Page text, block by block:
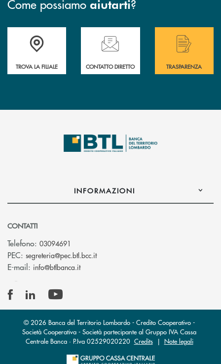
Come possiamo aiutarti?
Accedi all' elenco completo delle filiali .
TROVA LA FILIALE
Hai bisogno di assistenza immediata?
CONTATTO DIRETTO
Hai bisogno di
TRASPARENZA
INFORMAZIONI
CONTATTI
Telefono: 03094691
PEC: segreteria@pec.btl.bcc.it(si apre l’app di posta elettronica)
E-mail: info@btlbanca.it(si apre l’app di posta elettronica)
© 2026 Banca del Territorio Lombardo - Credito Cooperativo -
Società Cooperativa - Società partecipante al Gruppo IVA Cassa
Centrale Banca · P.Iva 02529020220 Credits| Note legali